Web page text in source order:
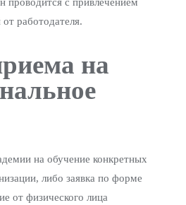
работодателя.
на
на обучение конкретных
либо заявка по форме
от физического лица